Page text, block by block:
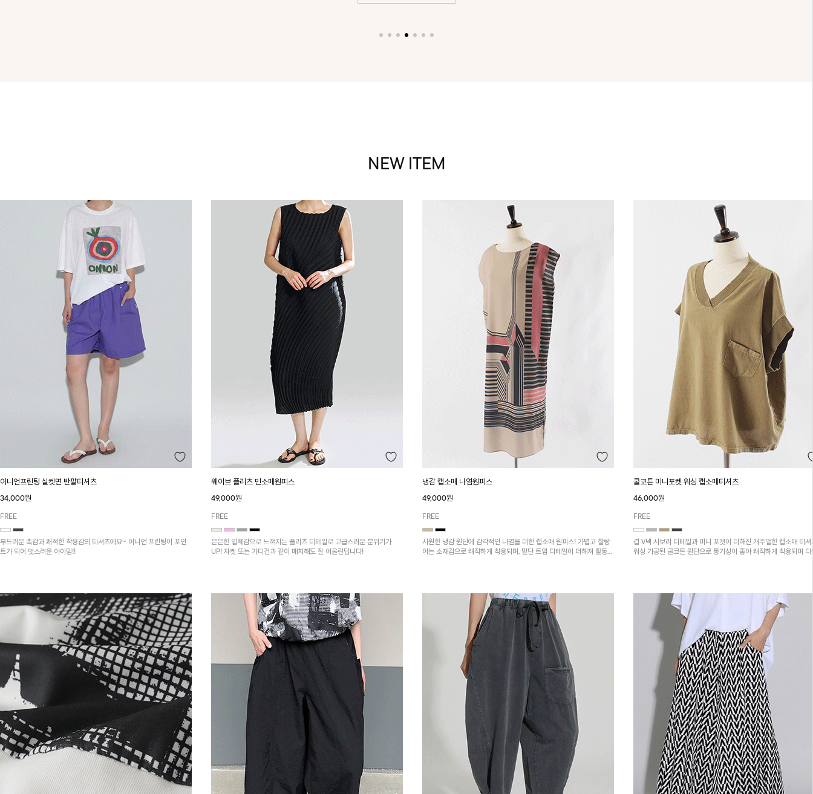
NEW ITEM
어니언프린팅 실켓면 반팔티셔츠
34,000원
FREE
부드러운 촉감과 쾌적한 착용감의 티셔츠에요~ 어니언 프린팅이 포인
트가 되어 멋스러운 아이템!!
웨이브 플리츠 민소매원피스
49,000원
FREE
은은한 입체감으로 느껴지는 플리츠 디테일로 고급스러운 분위기가
UP! 자켓 또는 가디건과 같이 매치해도 잘 어울린답니다!
냉감 캡소매 나염원피스
49,000원
FREE
시원한 냉감 원단에 감각적인 나염을 더한 캡소매 원피스! 가볍고 찰랑
이는 소재감으로 쾌적하게 착용되며, 밑단 트임 디테일이 더해져 활동성
쿨코튼 미니포켓 워싱 캡소매티셔츠
46,000원
FREE
겹 V넥 시보리 디테일과 미니 포켓이 더해진 캐주얼한 캡소매 티셔
워싱 가공된 쿨코튼 원단으로 통기성이 좋아 쾌적하게 착용되며 다